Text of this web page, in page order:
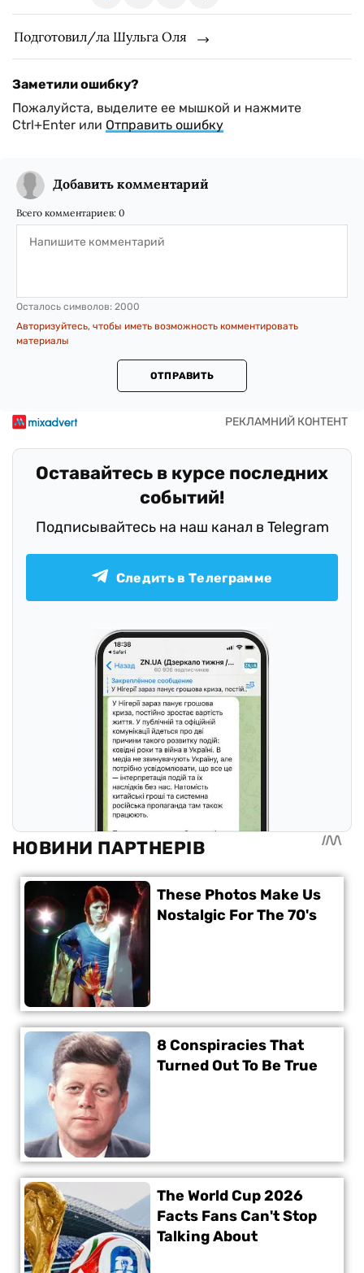
Подготовил/ла Шульга Оля
Заметили ошибку?
Пожалуйста, выделите ее мышкой и нажмите
Ctrl+Enter или Отправить ошибку
Добавить комментарий
Всего комментариев: 0
Осталось символов: 2000
Авторизуйтесь, чтобы иметь возможность комментировать
материалы
ОТПРАВИТЬ
Оставайтесь в курсе последних
событий!
Подписывайтесь на наш канал в Telegram
Следить в Телеграмме